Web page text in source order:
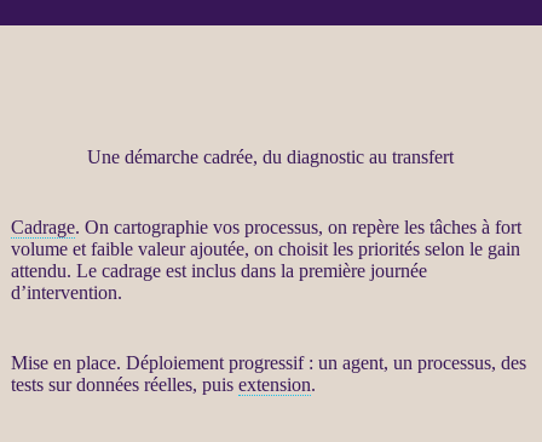
Une démarche cadrée, du diagnostic au transfert
Cadrage. On cartographie vos processus, on repère les tâches à fort
volume et faible valeur ajoutée, on choisit les priorités selon le gain
attendu. Le cadrageest inclus dans la première journée
d’intervention.
Mise en place. Déploiement progressif : un agent, un processus, des
tests surdonnéesréelles, puis extension.